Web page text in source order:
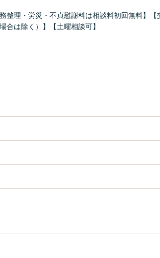
整理・労災・不貞慰謝料は相談料初回無料】【
合は除く）】【土曜相談可】